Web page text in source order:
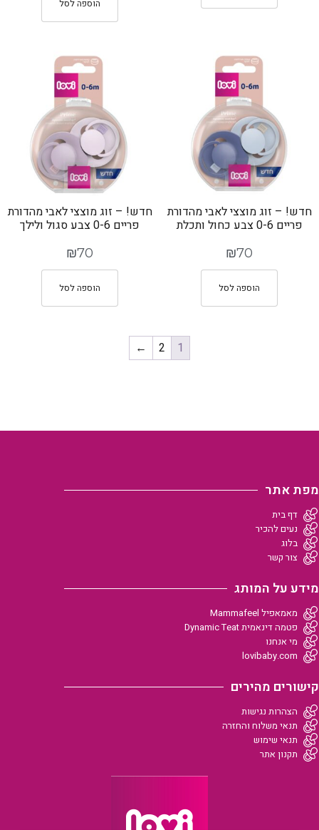
הוספה לסל
חדש! – זוג מוצצי לאבי מהדורת
פריים 0-6 צבע כחול ותכלת
₪70
הוספה לסל
חדש! – זוג מוצצי לאבי מהדורת
פריים 0-6 צבע סגול ולילך
₪70
הוספה לסל
1
2
←
מפת אתר
דף בית
נעים להכיר
בלוג
צור קשר
מידע על המותג
מאמאפיל Mammafeel
פטמה דינאמית Dynamic Teat
מי אנחנו
lovibaby.com
קישורים מהירים
הצהרות נגישות
תנאי משלוח והחזרה
תנאי שימוש
תקנון אתר